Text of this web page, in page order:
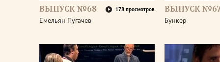
ВЫПУСК №68 178 просмотров
Емельян Пугачев
ВЫПУСК
Бункер